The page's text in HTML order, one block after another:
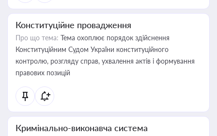
Конституційне провадження
Про що тема: Тема охоплює порядок здійснення
Конституційним Судом України конституційного
контролю, розгляду справ, ухвалення актів і формування
правових позицій
Кримінально-виконавча система